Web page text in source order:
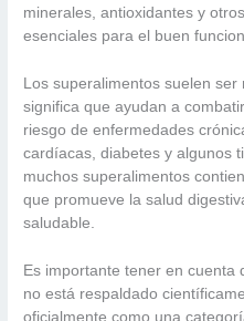
minerales, antioxidantes y
esenciales para el buen
Los superalimentos suelen
significa que ayudan a
riesgo de enfermedades
cardíacas, diabetes y algunos
muchos superalimentos
que promueve la salud
saludable.
Es importante tener en cuenta
no está respaldado
oficialmente como una